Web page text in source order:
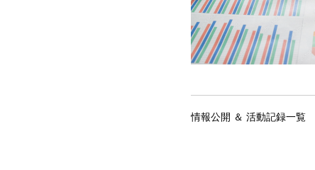
情報公開 ＆ 活動記録一覧